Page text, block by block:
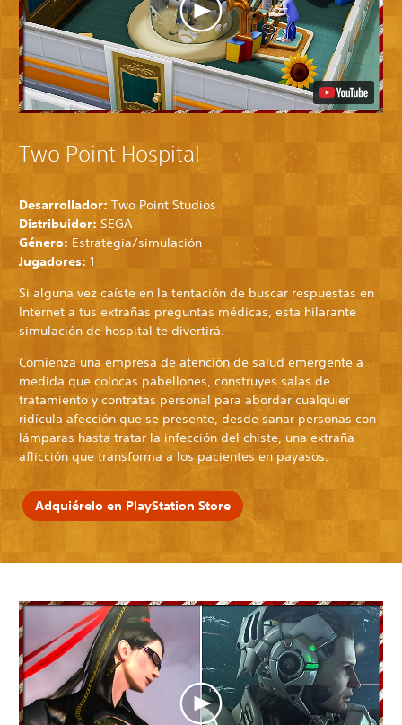
Two Point Hospital
Desarrollador: Two Point Studios
Distribuidor: SEGA
Género: Estrategia/simulación
Jugadores: 1
Si alguna vez caíste en la tentación de buscar respuestas en
Internet a tus extrañas preguntas médicas, esta hilarante
simulación de hospital te divertirá.
Comienza una empresa de atención de salud emergente a
medida que colocas pabellones, construyes salas de
tratamiento y contratas personal para abordar cualquier
ridícula afección que se presente, desde sanar personas con
lámparas hasta tratar la infección del chiste, una extraña
aflicción que transforma a los pacientes en payasos.
Adquiérelo en PlayStation Store